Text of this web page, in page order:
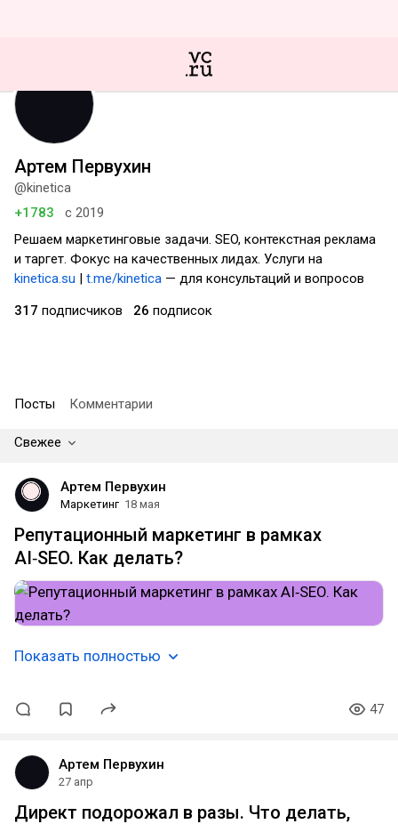
Артем Первухин
@kinetica
+1783
с 2019
Решаем маркетинговые задачи. SEO, контекстная реклама
и таргет. Фокус на качественных лидах. Услуги на
kinetica.su | t.me/kinetica — для консультаций и вопросов
317 подписчиков 26 подписок
Посты Комментарии
Свежее
Артем Первухин
Маркетинг 18 мая
Репутационный маркетинг в рамках
AI‑SEO. Как делать?
Показать полностью
47
Артем Первухин
27 апр
Директ подорожал в разы. Что делать,